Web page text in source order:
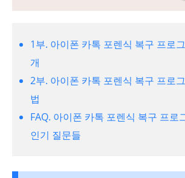
1부. 아이폰 카톡 포렌식 복구 프로
개
2부. 아이폰 카톡 포렌식 복구 프로
법
FAQ. 아이폰 카톡 포렌식 복구 프로
인기 질문들